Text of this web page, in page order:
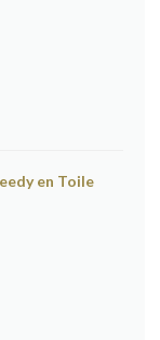
en Toile